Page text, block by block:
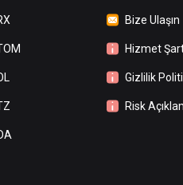
Bize Ulaşın
Hizmet
Gizlilik
Risk